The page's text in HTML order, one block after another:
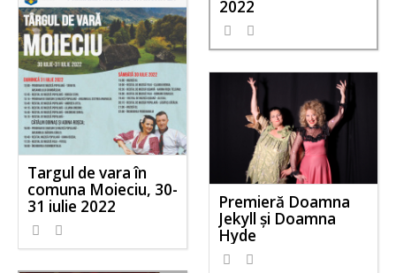
2022
Targul de vara în
comuna Moieciu, 30-
31 iulie 2022
Premieră Doamna
Jekyll și Doamna
Hyde